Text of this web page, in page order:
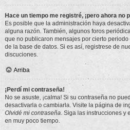
Hace un tiempo me registré, ¡pero ahora no
Es posible que la administración haya
alguna razón. También, algunos foros
que no publicaron mensajes por cierto
de la base de datos. Si es así, registrese de
discuciones.
Arriba
¡Perdí mi contraseña!
No se asuste, ¡calma! Si su contraseña no
desactivarla o cambiarla. Visite la página de
Olvidé mi contraseña. Siga las instrucciones y
en muy poco tiempo.